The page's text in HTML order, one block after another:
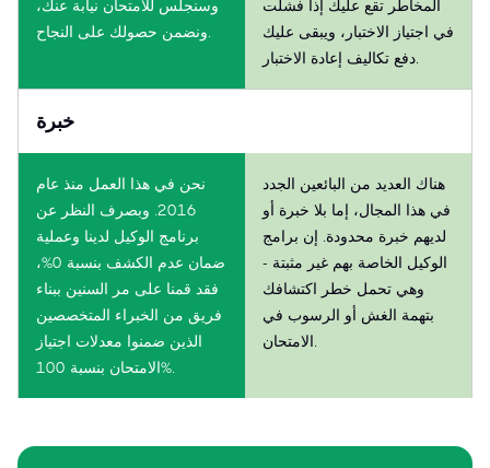
وسنجلس للامتحان نيابة عنك،
المخاطر تقع عليك إذا فشلت
في اجتياز الاختبار، ويبقى عليك
خبرة
نحن في هذا العمل منذ عام
2016. وبصرف النظر عن
برنامج الوكيل لدينا وعملية
ضمان عدم الكشف بنسبة 0%،
فقد قمنا على مر السنين ببناء
فريق من الخبراء المتخصصين
الذين ضمنوا معدلات اجتياز
الامتحان بنسبة 100%.
هناك العديد من البائعين الجدد
في هذا المجال، إما بلا خبرة أو
لديهم خبرة محدودة. إن برامج
الوكيل الخاصة بهم غير مثبتة -
وهي تحمل خطر اكتشافك
بتهمة الغش أو الرسوب في